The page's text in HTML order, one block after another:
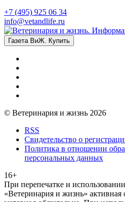
+7 (495) 925 06 34
info@vetandlife.ru
Газета ВиЖ. Купить
© Ветеринария и жизнь 2026
RSS
Свидетельство о
Политика в отношении
персональных данных
16+
При перепечатке и
«Ветеринария и жизнь»